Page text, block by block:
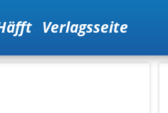
Verlagsseite